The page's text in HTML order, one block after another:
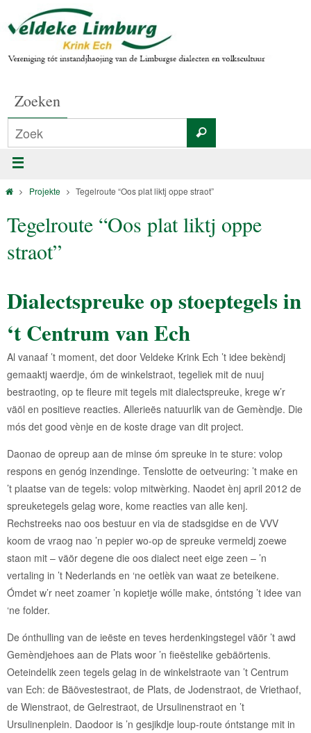
Zoeken
Projekte Tegelroute “Oos plat liktj oppe straot”
Tegelroute “Oos plat liktj oppe
straot”
Dialectspreuke op stoeptegels in
‘t Centrum van Ech
Al vanaaf ’t moment, det door Veldeke Krink Ech ’t idee bekèndj
gemaaktj waerdje, óm de winkelstraot, tegeliek mit de nuuj
bestraoting, op te fleure mit tegels mit dialectspreuke, krege w’r
väöl en positieve reacties. Allerieës natuurlik van de Gemèndje. Die
mós det good vènje en de koste drage van dit project.
Daonao de opreup aan de minse óm spreuke in te sture: volop
respons en genóg inzendinge. Tenslotte de oetveuring: ’t make en
’t plaatse van de tegels: volop mitwèrking. Naodet ènj april 2012 de
spreuketegels gelag wore, kome reacties van alle kenj.
Rechstreeks nao oos bestuur en via de stadsgidse en de VVV
koom de vraog nao ’n pepier wo-op de spreuke vermeldj zoewe
staon mit – väör degene die oos dialect neet eige zeen – ’n
vertaling in ’t Nederlands en ‘ne oetlèk van waat ze beteikene.
Ómdet w’r neet zoamer ’n kopietje wólle make, óntstóng ’t idee van
‘ne folder.
De ónthulling van de ieëste en teves herdenkingstegel väör ’t awd
Gemèndjehoes aan de Plats woor ’n fieëstelike gebäörtenis.
Oeteindelik zeen tegels gelag in de winkelstraote van ’t Centrum
van Ech: de Bäövestestraot, de Plats, de Jodenstraot, de Vriethaof,
de Wienstraot, de Gelrestraot, de Ursulinenstraot en ’t
Ursulinenplein. Daodoor is ’n gesjikdje loup-route óntstange mit in